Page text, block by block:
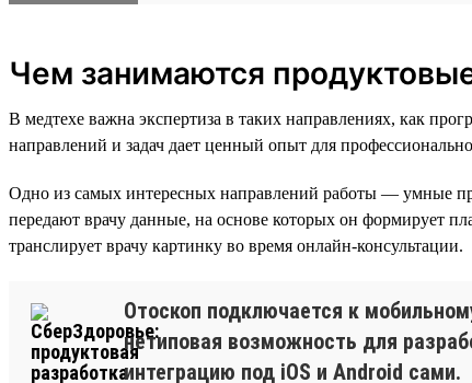
Чем занимаются
В медтехе важна экспертиза в таких направлениях, как
направлений и задач дает ценный опыт для
Одно из самых интересных направлений работы — умные
передают врачу данные, на основе которых он формирует
транслирует врачу картинку во время онлайн-консультации.
Отоскоп подключается к
нетиповая возможность для
интеграцию под iOS и Android сами.